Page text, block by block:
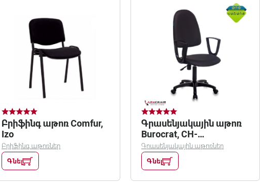
Բրիֆինգ աթոռ Comfur,
Izo
Բրիֆինգ աթոռներ
Գնել
Գրասենյակային աթոռ
Burocrat, CH-
1300N/black
Գրասենյակային աթոռներ
Գնել